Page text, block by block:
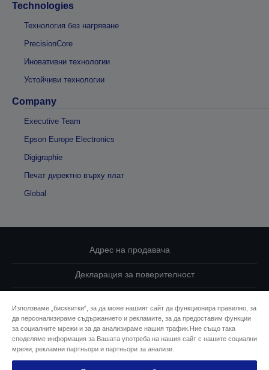
Technologies
Технология без нагряване
PrecisionCore
Иновативни технологии
Устойчиви технологии
Company
Executive Team
Epson Europe Electronics
Digigraphie
Печат директно върху плат
Global
Адрес на продавача
Декларация за поверителност
Свържете се с нас за Вашите данни
Информация за бисквитките
Използваме „бисквитки“, за да може нашият сайт да функционира правилно, за
да персонализираме съдържанието и рекламите, за да предоставим функции
за социалните мрежи и за да анализираме нашия трафик.Ние също така
споделяме информация за Вашата употреба на нашия сайт с нашите социални
мрежи, рекламни партньори и партньори за анализи.